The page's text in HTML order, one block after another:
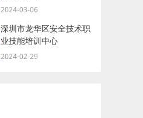
2024-03-06
深圳市龙华区安全技术职
业技能培训中心
2024-02-29